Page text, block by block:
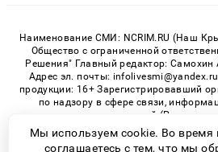
Наименование СМИ: NCRIM.RU (Наш
Общество с ограниченной
Решения" Главный редактор: Самохин
Адрес эл. почты:
продукции: 16+ Зарегистрировавший
по надзору в сфере связи,
массовых коммуникаций
номер СМИ ЭЛ № ФС 77 -
Мы используем cookie. Во время
соглашаетесь с тем, что мы